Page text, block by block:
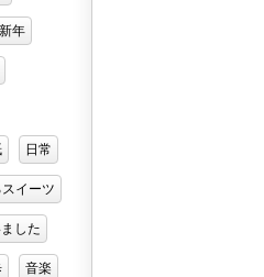
新年
日常
イーツ
した
音楽